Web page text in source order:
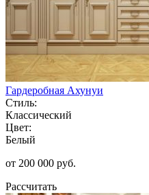
Гардеробная Ахунуи
Стиль:
Классический
Цвет:
Белый
от 200 000 руб.
Рассчитать